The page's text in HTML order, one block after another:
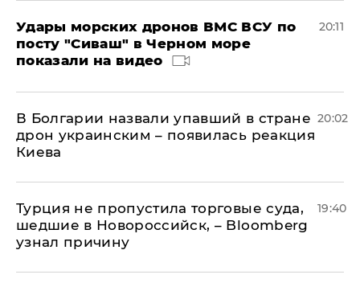
Удары морских дронов ВМС ВСУ по
посту "Сиваш" в Черном море
показали на видео
20:11
В Болгарии назвали упавший в стране
дрон украинским – появилась реакция
Киева
20:02
Турция не пропустила торговые суда,
шедшие в Новороссийск, – Bloomberg
узнал причину
19:40